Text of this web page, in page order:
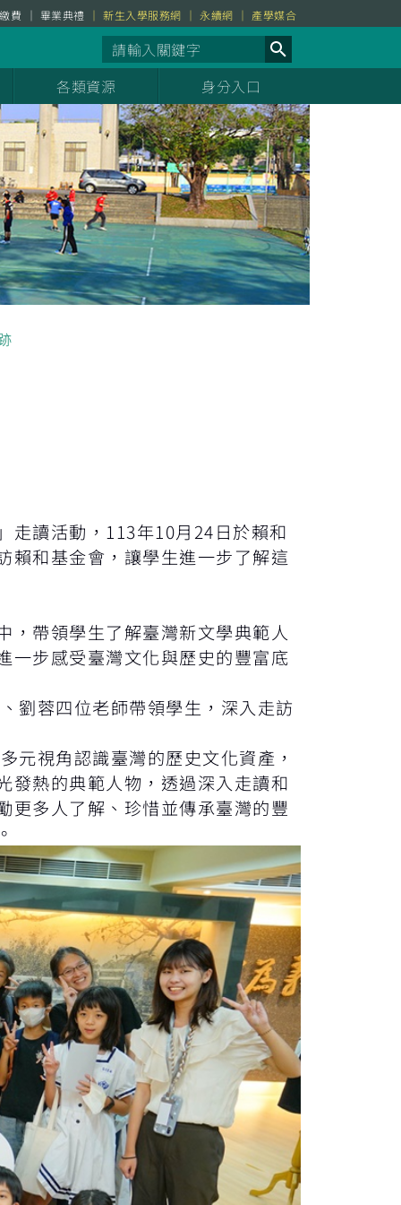
費 畢業典禮 新生入學服務網 永續網 產學媒合
各類資源 身分入口
走讀活動，113年10月24日於賴和
賴和基金會，讓學生進一步了解這
帶領學生了解臺灣新文學典範人
一步感受臺灣文化與歷史的豐富底
蓉四位老師帶領學生，深入走訪
視角認識臺灣的歷史文化資產，
發熱的典範人物，透過深入走讀和
更多人了解、珍惜並傳承臺灣的豐